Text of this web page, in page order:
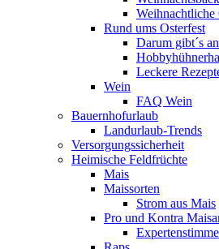
Weihnachtliche
Rund ums Osterfest
Darum gibt´s
Leckere
Wein
FAQ Wein
Bauernhofurlaub
Landurlaub-Trends
Versorgungssicherheit
Heimische Feldfrüchte
Mais
Maissorten
Strom aus Mais
Pro und Kontra